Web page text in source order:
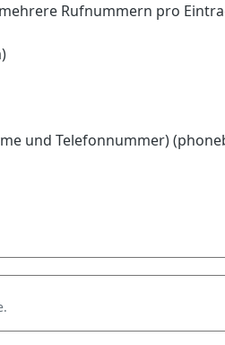
Rufnummern pro
und Telefonnummer)